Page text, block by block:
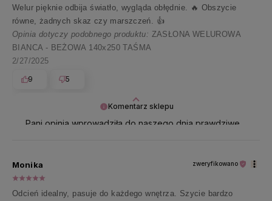
Komentarz sklepu
Pani opinia wprowadziła do naszego dnia prawdziwe
Welur pięknie odbija światło, wygląda obłędnie. 🔥 Obszycie
równe, żadnych skaz czy marszczeń. 👍️
Opinia dotyczy podobnego produktu: ZASŁONA WELUROWA
BIANCA - BEŻOWA 140x250 TAŚMA
2/27/2025
9
5
Monika zweryfikowano
Odcień idealny, pasuje do każdego wnętrza. Szycie bardzo